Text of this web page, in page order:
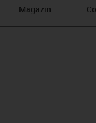
Magazin